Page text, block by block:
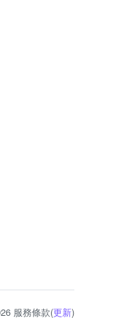
服務條款(更新)